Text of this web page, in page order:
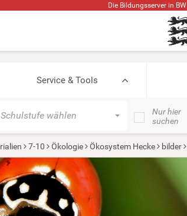
Die Bildungsserver in BW
Service & Tools
Schulstufe wählen
Nur hier
suchen
7-10 Ökologie Ökosystem Hecke bilder